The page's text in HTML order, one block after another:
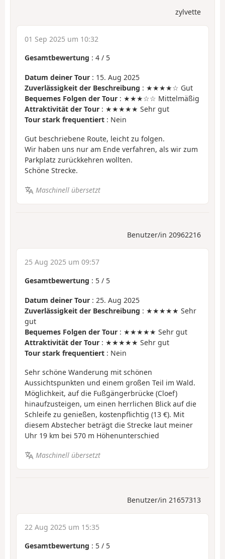
zylvette
01 Sep 2025 um 10:32
Gesamtbewertung : 4 / 5
Datum deiner Tour : 15. Aug 2025
Zuverlässigkeit der Beschreibung : ★★★★☆ Gut
Bequemes Folgen der Tour : ★★★☆☆ Mittelmäßig
Attraktivität der Tour : ★★★★★ Sehr gut
Tour stark frequentiert : Nein
Gut beschriebene Route, leicht zu folgen.
Wir haben uns nur am Ende verfahren, als wir zum
Parkplatz zurückkehren wollten.
Schöne Strecke.
Maschinell übersetzt
Benutzer/in 20962216
25 Aug 2025 um 09:57
Gesamtbewertung : 5 / 5
Datum deiner Tour : 25. Aug 2025
Zuverlässigkeit der Beschreibung : ★★★★★ Sehr
gut
Bequemes Folgen der Tour : ★★★★★ Sehr gut
Attraktivität der Tour : ★★★★★ Sehr gut
Tour stark frequentiert : Nein
Sehr schöne Wanderung mit schönen
Aussichtspunkten und einem großen Teil im Wald.
Möglichkeit, auf die Fußgängerbrücke (Cloef)
hinaufzusteigen, um einen herrlichen Blick auf die
Schleife zu genießen, kostenpflichtig (13 €). Mit
diesem Abstecher beträgt die Strecke laut meiner
Uhr 19 km bei 570 m Höhenunterschied
Maschinell übersetzt
Benutzer/in 21657313
22 Aug 2025 um 15:35
Gesamtbewertung : 5 / 5